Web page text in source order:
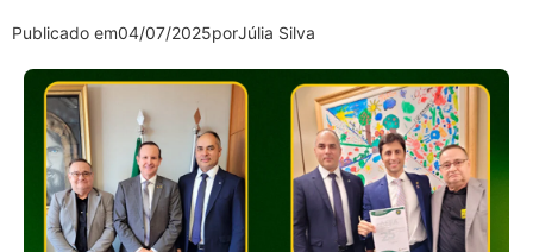
Publicado em04/07/2025porJúlia Silva